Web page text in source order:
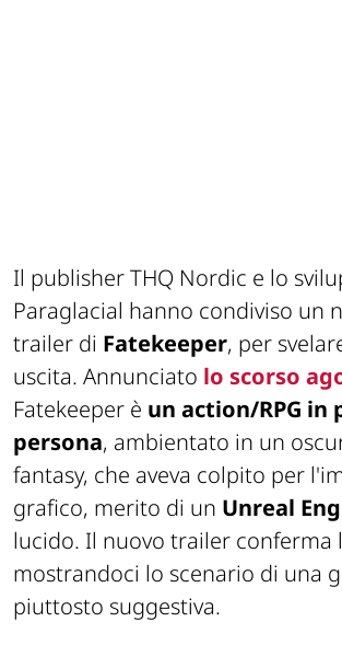
Il publisher THQ Nordic e lo
Paraglacial hanno condiviso un
trailer di Fatekeeper, per
uscita. Annunciato lo scorso
Fatekeeper è un action/RPG in
persona, ambientato in un
fantasy, che aveva colpito per
grafico, merito di un Unreal
lucido. Il nuovo trailer conferma
mostrandoci lo scenario di una
piuttosto suggestiva.